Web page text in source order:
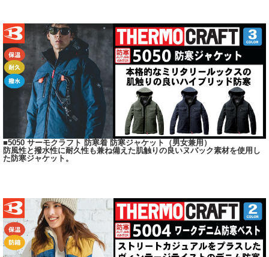
■5050 サーモクラフト 防寒着 防寒ジャケット（男女兼用）
防風性と撥水性に耐久性も兼ね備えた肌触りの良いヌバック素材を使用し
た防寒ジャケット。